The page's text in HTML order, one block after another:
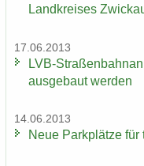
Land­krei­ses
17.06.2013
LVB-​
aus­ge­baut wer­den
14.06.2013
Neue Park­plät­ze